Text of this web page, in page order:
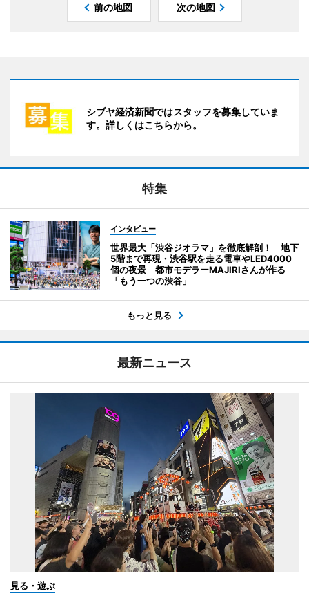
前の地図 次の地図
シブヤ経済新聞ではスタッフを募集していま
す。詳しくはこちらから。
特集
インタビュー
世界最大「渋谷ジオラマ」を徹底解剖！ 地下
5階まで再現・渋谷駅を走る電車やLED4000
個の夜景 都市モデラーMAJIRIさんが作る
「もう一つの渋谷」
もっと見る
最新ニュース
見る・遊ぶ